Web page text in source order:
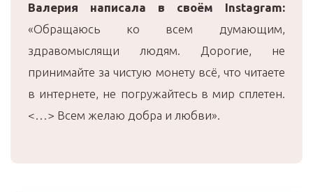
Валерия написала в своём Instagram:
«Обращаюсь ко всем думающим,
здравомыслящи людям. Дорогие, не
принимайте за чистую монету всё, что читаете
в интернете, не погружайтесь в мир сплетен.
<…> Всем желаю добра и любви».